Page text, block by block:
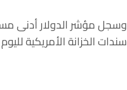
وسجل مؤشر الدولار أدنى
سندات الخزانة الأمريكية